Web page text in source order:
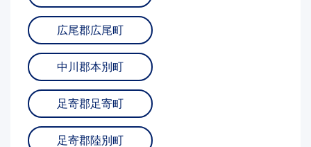
広尾郡広尾町
中川郡本別町
足寄郡足寄町
足寄郡陸別町